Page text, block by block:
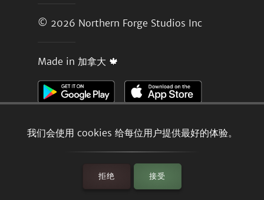
我们会使用 cookies 给每位用户提供最好的体验。
拒绝 接受
© 2026 Northern Forge Studios Inc
Made in 加拿大 🍁